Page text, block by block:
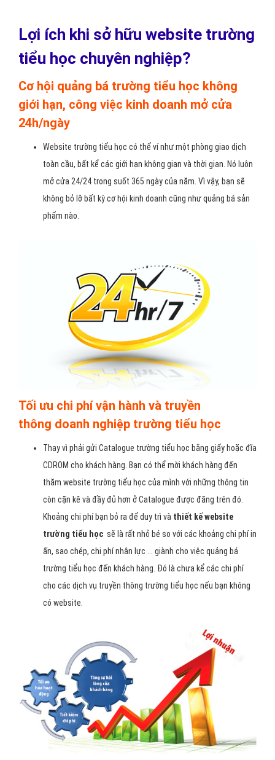
Lợi ích khi sở hữu website trường
tiểu học chuyên nghiệp?
Cơ hội quảng bá trường tiểu học không
giới hạn, công việc kinh doanh mở cửa
24h/ngày
Website trường tiểu học có thể ví như một phòng giao dịch
toàn cầu, bất kể các giới hạn không gian và thời gian. Nó luôn
mở cửa 24/24 trong suốt 365 ngày của năm. Vì vậy, bạn sẽ
không bỏ lỡ bất kỳ cơ hội kinh doanh cũng như quảng bá sản
phẩm nào.
Tối ưu chi phí vận hành và truyền
thông doanh nghiệp trường tiểu học
Thay vì phải gửi Catalogue trường tiểu học bằng giấy hoặc đĩa
CDROM cho khách hàng. Bạn có thể mời khách hàng đến
thăm website trường tiểu học của mình với những thông tin
còn cặn kẽ và đầy đủ hơn ở Catalogue được đăng trên đó.
Khoảng chi phí bạn bỏ ra để duy trì và thiết kế website
trường tiểu học sẽ là rất nhỏ bé so với các khoảng chi phí in
ấn, sao chép, chi phí nhân lực ... giành cho việc quảng bá
trường tiểu học đến khách hàng. Đó là chưa kể các chi phí
cho các dịch vụ truyền thông trường tiểu học nếu bạn không
có website.